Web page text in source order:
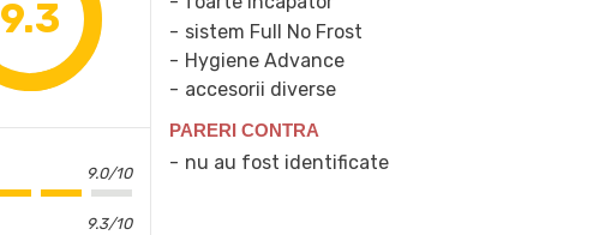
9.3
9.0/10
9.3/10
sistem Full No Frost
Hygiene Advance
accesorii diverse
PARERI CONTRA
nu au fost identificate